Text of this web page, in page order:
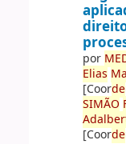
por ME
Elias
[Coorde
SIMÃO
[Coorde